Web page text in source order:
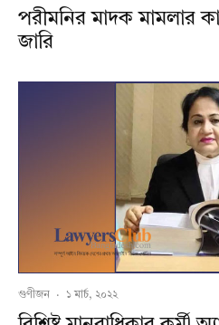
পরীমনির মাদক মামলার
জারি
গুণীজন · ১ মার্চ, ২০২২